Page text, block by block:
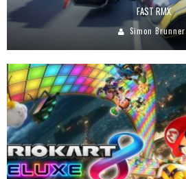
FAST RMX
Simon Brunner